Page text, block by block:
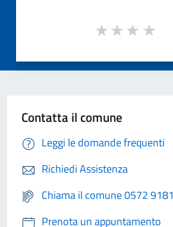
Contatta il comune
Leggi le domande frequenti
Richiedi Assistenza
Chiama il comune 0572 9181
Prenota un appuntamento